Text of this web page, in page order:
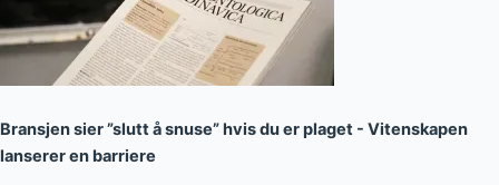
Bransjen sier ”slutt å snuse” hvis du er plaget - Vitenskapen
lanserer en barriere